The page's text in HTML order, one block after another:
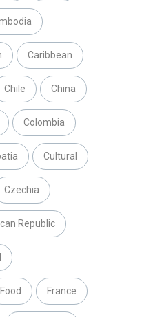
Caribbean
Chile China
Colombia
Cultural
Czechia
Republic
Food France